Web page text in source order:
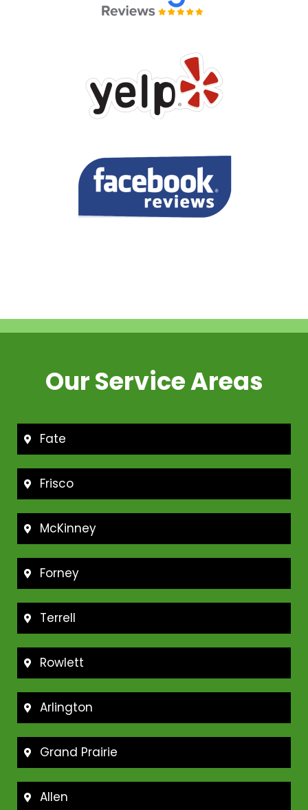
Our Service Areas
Fate
Frisco
McKinney
Forney
Terrell
Rowlett
Arlington
Grand Prairie
Allen